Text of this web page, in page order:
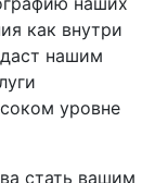
как внутри
нашим
уровне
стать вашим